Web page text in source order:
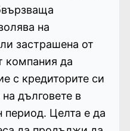
на
застрашена от
компания да
с кредиторите си
дълговете в
период. Целта е да